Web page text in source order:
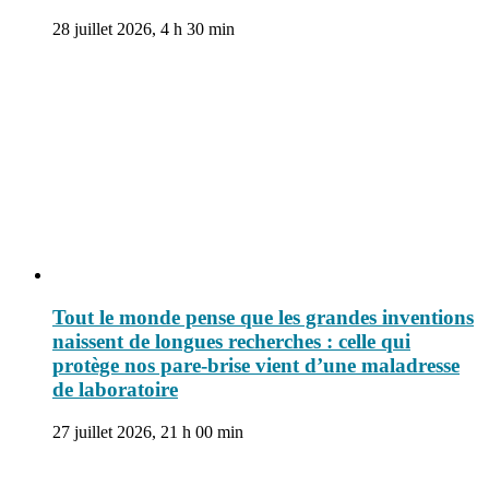
28 juillet 2026, 4 h 30 min
Tout le monde pense que les grandes inventions
naissent de longues recherches : celle qui
protège nos pare-brise vient d’une maladresse
de laboratoire
27 juillet 2026, 21 h 00 min